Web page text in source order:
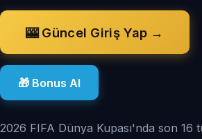
🎰 Güncel Giriş Yap →
🎁 Bonus Al
2026 FIFA Dünya Kupası'nda son